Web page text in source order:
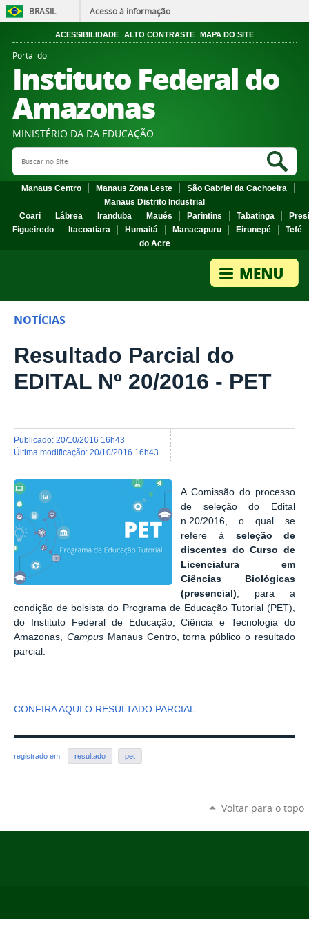
BRASIL Acesso à informação
ACESSIBILIDADE ALTO CONTRASTE MAPA DO SITE
Portal do
Instituto Federal do
Amazonas
MINISTÉRIO DA DA EDUCAÇÃO
Search Site
Manaus Centro Manaus Zona Leste
São Gabriel da Cachoeira
Manaus Distrito Industrial
Coari
Lábrea Iranduba Maués Parintins Tabatinga
Figueiredo
Itacoatiara Humaitá Manacapuru Eirunepé
Tefé
do Acre
NOTÍCIAS
Resultado Parcial do
EDITAL Nº 20/2016 - PET
publicado: 20/10/2016 16h43
última modificação: 20/10/2016 16h43
A Comissão do processo
de seleção do Edital
n.20/2016, o qual se
refere à seleção de
discentes do Curso de
Licenciatura em
Ciências Biológicas
(presencial), para a
condição de bolsista do Programa de Educação Tutorial (PET),
do Instituto Federal de Educação, Ciência e Tecnologia do
Amazonas, CampusManaus Centro, torna público o resultado
parcial.
CONFIRA AQUI O RESULTADO PARCIAL
registrado em: resultado pet
Voltar para o topo